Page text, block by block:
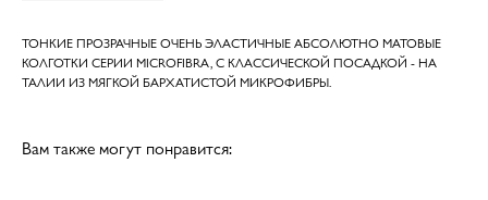
ТОНКИЕ ПРОЗРАЧНЫЕ ОЧЕНЬ ЭЛАСТИЧНЫЕ АБСОЛЮТНО МАТОВЫЕ
КОЛГОТКИ СЕРИИ MICROFIBRA, С КЛАССИЧЕСКОЙ ПОСАДКОЙ - НА
ТАЛИИ ИЗ МЯГКОЙ БАРХАТИСТОЙ МИКРОФИБРЫ.
Вам также могут понравится: